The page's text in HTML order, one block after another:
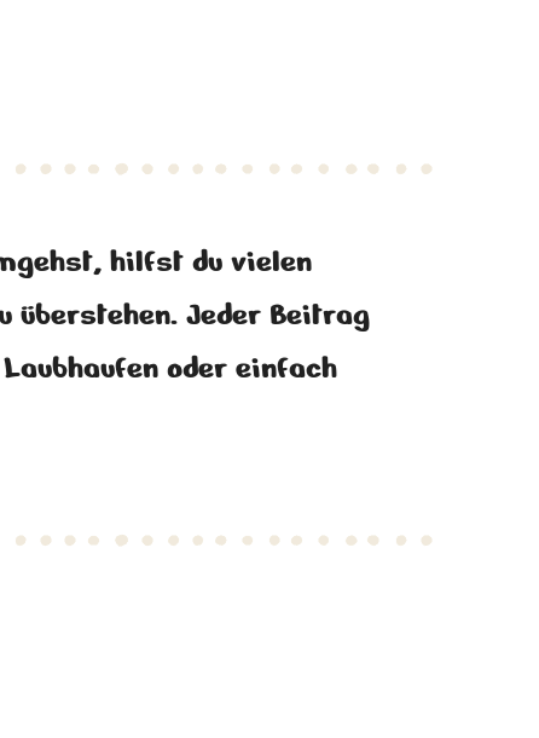
hilfst du vielen
überstehen. Jeder Beitrag
oder einfach